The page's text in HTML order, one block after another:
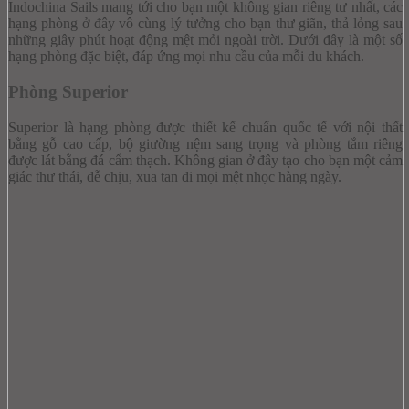
Indochina Sails mang tới cho bạn một không gian riêng tư nhất, các
hạng phòng ở đây vô cùng lý tưởng cho bạn thư giãn, thả lỏng sau
những giây phút hoạt động mệt mỏi ngoài trời. Dưới đây là một số
hạng phòng đặc biệt, đáp ứng mọi nhu cầu của mỗi du khách.
Phòng Superior
Superior là hạng phòng được thiết kế chuẩn quốc tế với nội thất
bằng gỗ cao cấp, bộ giường nệm sang trọng và phòng tắm riêng
được lát bằng đá cẩm thạch. Không gian ở đây tạo cho bạn một cảm
giác thư thái, dễ chịu, xua tan đi mọi mệt nhọc hàng ngày.